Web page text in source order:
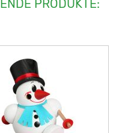
PRODUKTE: